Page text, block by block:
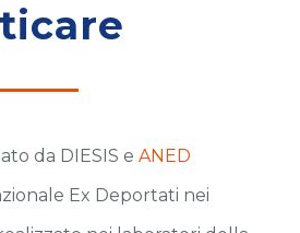
da DIESIS e ANED
Ex Deportati nei